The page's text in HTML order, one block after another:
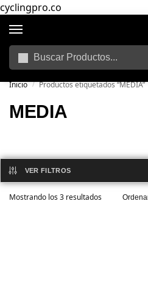
cyclingpro.co
🚴‍ Envío gratuito a todo Colombia
Inicio / Productos etiquetados “MEDIA”
MEDIA
VER FILTROS
Mostrando los 3 resultados